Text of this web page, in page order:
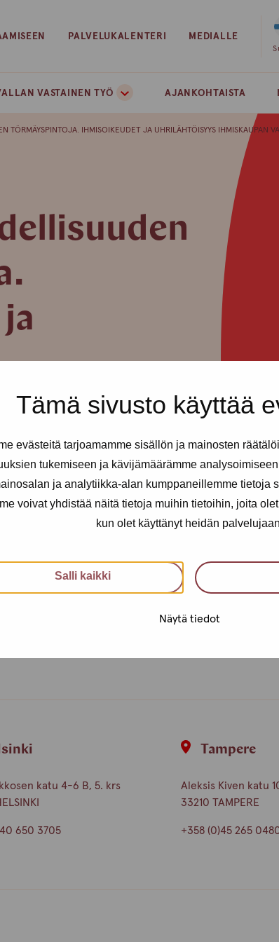
Tämä sivusto käyttää
evästeitä tarjoamamme sisällön ja mainosten
tukemiseen ja kävijämäärämme
ja analytiikka-alan kumppaneillemme tietoja
voivat yhdistää näitä tietoja muihin tietoihin, joita
kun olet käyttänyt heidän
Salli kaikki
Näytä tiedot
PALVELUKALENTERI MEDIALLE
VASTAINEN TYÖ AJANKOHTAISTA
TÖRMÄYSPINTOJA. IHMISOIKEUDET JA UHRILÄHTÖISYYS IHMISKAUPAN
2009.
katu 4-6 B, 5. krs
650 3705
Tampere
Aleksis Kiven katu
33210 TAMPERE
+358 (0)45 265